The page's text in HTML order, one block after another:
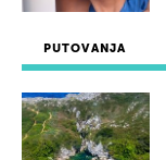
PUTOVANJA